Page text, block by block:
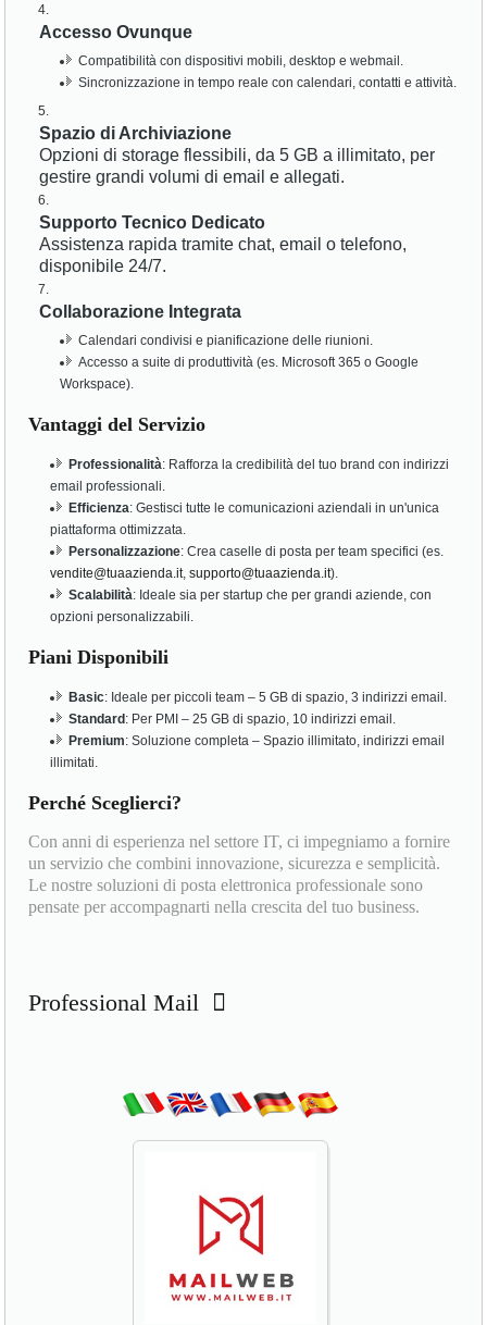
Accesso Ovunque
Compatibilità con dispositivi mobili, desktop e webmail.
Sincronizzazione in tempo reale con calendari, contatti e attività.
Spazio di Archiviazione
Opzioni di storage flessibili, da 5 GB a illimitato, per
gestire grandi volumi di email e allegati.
Supporto Tecnico Dedicato
Assistenza rapida tramite chat, email o telefono,
disponibile 24/7.
Collaborazione Integrata
Calendari condivisi e pianificazione delle riunioni.
Accesso a suite di produttività (es. Microsoft 365 o Google
Workspace).
Vantaggi del Servizio
Professionalità: Rafforza la credibilità del tuo brand con indirizzi
email professionali.
Efficienza: Gestisci tutte le comunicazioni aziendali in un'unica
piattaforma ottimizzata.
Personalizzazione: Crea caselle di posta per team specifici (es.
vendite@tuaazienda.it,supporto@tuaazienda.it).
Scalabilità: Ideale sia per startup che per grandi aziende, con
opzioni personalizzabili.
Piani Disponibili
Basic: Ideale per piccoli team – 5 GB di spazio, 3 indirizzi email.
Standard : Per PMI – 25 GB di spazio, 10 indirizzi email.
Premium: Soluzione completa – Spazio illimitato, indirizzi email
illimitati.
Perché Sceglierci?
Con anni di esperienza nel settore IT, ci impegniamo a fornire
un servizio che combini innovazione, sicurezza e semplicità.
Le nostre soluzioni di posta elettronica professionale sono
pensate per accompagnarti nella crescita del tuo business.
Professional Mail